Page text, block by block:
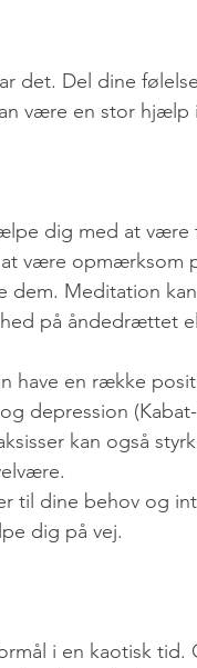
det. Del dine
være en stor hjælp
dig med at være
være opmærksom
dem. Meditation
på åndedrættet
have en række
depression
kan også
til dine behov og
dig på vej.
i en kaotisk tid.